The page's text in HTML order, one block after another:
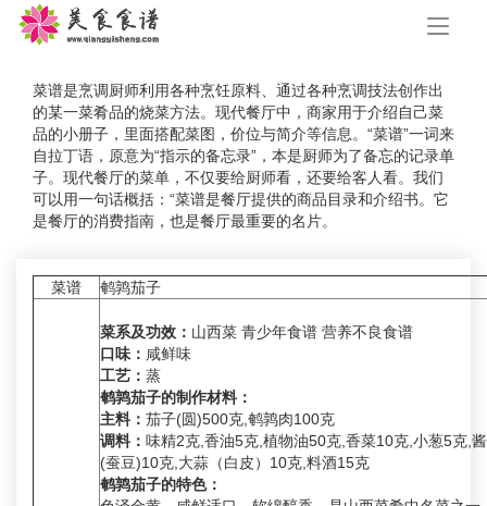
手
菜谱是烹调厨师利用各种烹饪原料、通过各种烹调技法创作出
的某一菜肴品的烧菜方法。现代餐厅中，商家用于介绍自己菜
品的小册子，里面搭配菜图，价位与简介等信息。“菜谱”一词来
自拉丁语，原意为“指示的备忘录”，本是厨师为了备忘的记录单
子。现代餐厅的菜单，不仅要给厨师看，还要给客人看。我们
可以用一句话概括：“菜谱是餐厅提供的商品目录和介绍书。它
是餐厅的消费指南，也是餐厅最重要的名片。
菜谱 鹌鹑茄子
菜系及功效： 山西菜 青少年食谱 营养不良食谱
口味： 咸鲜味
工艺： 蒸
鹌鹑茄子的制作材料：
主料： 茄子(圆)500克,鹌鹑肉100克
调料： 味精2克,香油5克,植物油50克,香菜10克,小葱5克,
(蚕豆)10克,大蒜（白皮）10克,料酒15克
鹌鹑茄子的特色：